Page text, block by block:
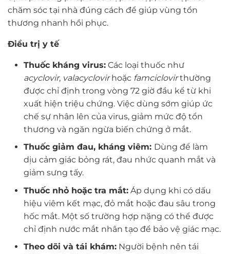
chăm sóc tại nhà đúng cách để giúp vùng tổn
thương nhanh hồi phục.
Điều trị y tế
Thuốc kháng virus:Các loại thuốc như
acyclovir, valacyclovirhoặc famciclovirthường
được chỉ định trong vòng 72 giờ đầu kể từ khi
xuất hiện triệu chứng. Việc dùng sớm giúp ức
chế sự nhân lên của virus, giảm mức độ tổn
thương và ngăn ngừa biến chứng ở mắt.
Thuốc giảm đau, kháng viêm: Dùng để làm
dịu cảm giác bỏng rát, đau nhức quanh mắt và
giảm sưng tấy.
Thuốc nhỏ hoặc tra mắt:Áp dụng khi có dấu
hiệu viêm kết mạc, đỏ mắt hoặc đau sâu trong
hốc mắt. Một số trường hợp nặng có thể được
chỉ định nước mắt nhân tạo để bảo vệ giác mạc.
Theo dõi và tái khám:Người bệnh nên tái